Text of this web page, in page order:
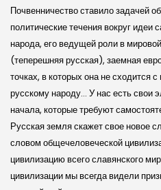
Почвенничество ставило задачей
политические течения вокруг идеи
народа, его ведущей роли в
(теперешняя русская), заемная
точках, в которых она не сходится
русскому народу… У нас есть свои
начала, которые требуют
Русская земля скажет свое новое
словом общечеловеческой
цивилизацию всего славянского
цивилизации мы всегда видели